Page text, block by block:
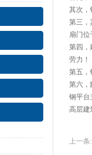
其次，
第三，
扇门位
第四，
劳力！
第五，
第六，
钢平台
高层建
上一条: